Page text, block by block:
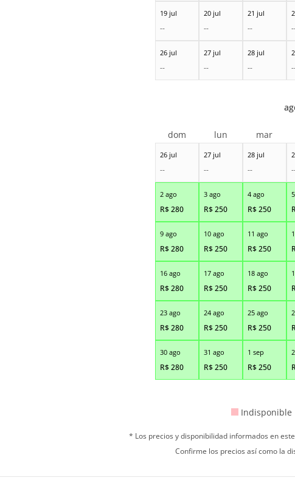
19 jul
--
20 jul
--
21 jul
--
26 jul
--
27 jul
--
28 jul
--
26 jul
--
27 jul
--
28 jul
--
2 ago
R$280
3 ago
R$250
4 ago
R$250
9 ago
R$280
10 ago
R$250
11 ago
R$250
16 ago
R$280
17 ago
R$250
18 ago
R$250
23 ago
R$280
24 ago
R$250
25 ago
R$250
30 ago
R$280
31 ago
R$250
1 sep
R$250
dom lun mar
Indisponible
* Los precios y disponibilidad informados en
Confirme los precios así como la